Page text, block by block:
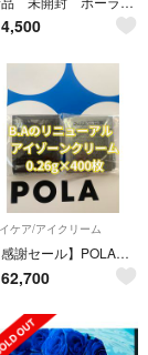
4,500
ケア/アイクリーム
【感謝セール】POLAB.A最新アイゾーンクリーム0.26g×400枚=104g
62,700